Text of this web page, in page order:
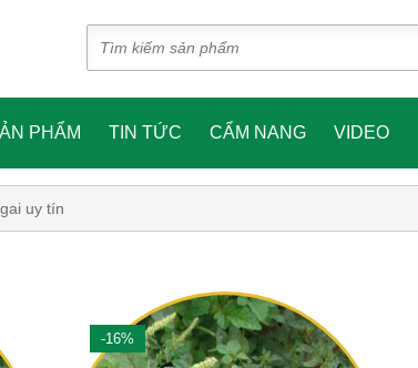
PHẨM TIN TỨC CẨM NANG VIDEO
uy tín
-16%